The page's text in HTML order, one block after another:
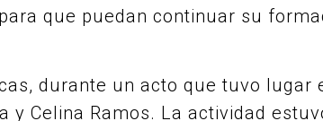
que puedan continuar su
durante un acto que tuvo lugar
y Celina Ramos. La actividad